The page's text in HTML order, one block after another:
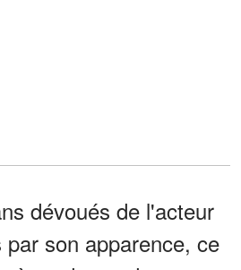
dévoués de l'acteur
son apparence, ce